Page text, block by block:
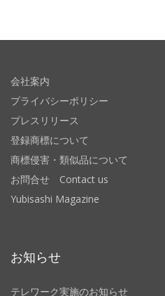
会社案内
プライバシーポリシー
プレスリリース
登録商標について
商標侵害・類似品について
お問合せ Contact us
Yubisashi Magazine
お知らせ
テレワーク実施のお知らせ